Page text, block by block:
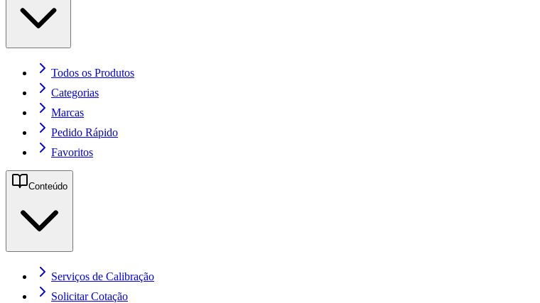
Todos os Produtos
Categorias
Marcas
Pedido Rápido
Favoritos
Conteúdo
Serviços de Calibração
Solicitar Cotação